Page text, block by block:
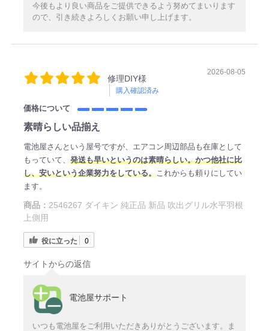
今後もより良い商品をご提供できるよう努めてまいります
ので、引き続きよろしくお願い申し上げます。
修理DIY様
購入確認済み
2026-08-05
価格について
素晴らしい品揃え
電池屋さんという屋号ですが、エアコン周辺部品も在庫として
もっていて、 発送も早いというのは素晴らしい。かつ他社に比
し、安いという企業努力をしている。これからも頼りにしてい
ます。
商品： 2546267 ダイキン 純正品 新品 吹出グリル水平羽根
上側用
役に立った 0
サイトからの返信
電池屋サポート
いつも電池屋をご利用いただきありがとうございます。ま